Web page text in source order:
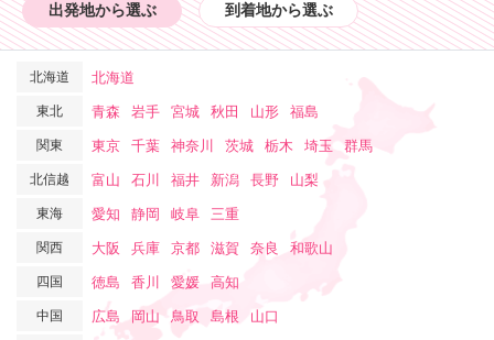
出発地から選ぶ 到着地から選ぶ
北海道 北海道
東北 青森 岩手 宮城 秋田 山形 福島
関東 東京 千葉 神奈川 茨城 栃木 埼玉 群馬
北信越 富山 石川 福井 新潟 長野 山梨
東海 愛知 静岡 岐阜 三重
関西 大阪 兵庫 京都 滋賀 奈良 和歌山
四国 徳島 香川 愛媛 高知
中国 広島 岡山 鳥取 島根 山口